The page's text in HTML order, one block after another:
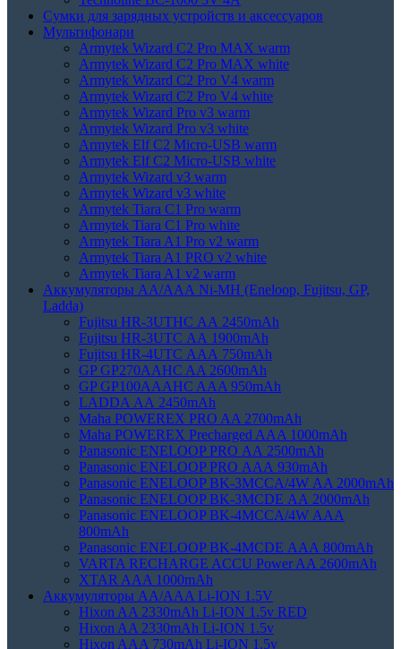
Сумки для зарядных устройств и аксессуаров
Мультифонари
Armytek Wizard C2 Pro MAX warm
Armytek Wizard C2 Pro MAX white
Armytek Wizard C2 Pro V4 warm
Armytek Wizard C2 Pro V4 white
Armytek Wizard Pro v3 warm
Armytek Wizard Pro v3 white
Armytek Elf C2 Micro-USB warm
Armytek Elf C2 Micro-USB white
Armytek Wizard v3 warm
Armytek Wizard v3 white
Armytek Tiara C1 Pro warm
Armytek Tiara C1 Pro white
Armytek Tiara A1 Pro v2 warm
Armytek Tiara A1 PRO v2 white
Armytek Tiara A1 v2 warm
Аккумуляторы АА/ААА Ni-MH (Eneloop, Fujitsu, GP,
Ladda)
Fujitsu HR-3UTHC АА 2450mAh
Fujitsu HR-3UTC АА 1900mAh
Fujitsu HR-4UTC АAА 750mAh
GP GP270AAHC AA 2600mAh
GP GP100AAAHC AAA 950mAh
LADDA АА 2450mAh
Maha POWEREX PRO AA 2700mAh
Maha POWEREX Precharged AAA 1000mAh
Panasonic ENELOOP PRO АА 2500mAh
Panasonic ENELOOP PRO АAА 930mAh
Panasonic ENELOOP BK-3MCCA/4W АA 2000mAh
Panasonic ENELOOP BK-3MCDE АА 2000mAh
Panasonic ENELOOP BK-4MCCA/4W ААA
800mAh
Panasonic ENELOOP BK-4MCDE АAА 800mAh
VARTA RECHARGE ACCU Power AA 2600mAh
XTAR AAA 1000mAh
Аккумуляторы АА/AAA Li-ION 1.5V
Hixon AA 2330mAh Li-ION 1.5v RED
Hixon AA 2330mAh Li-ION 1.5v
Hixon AAA 730mAh Li-ION 1.5v